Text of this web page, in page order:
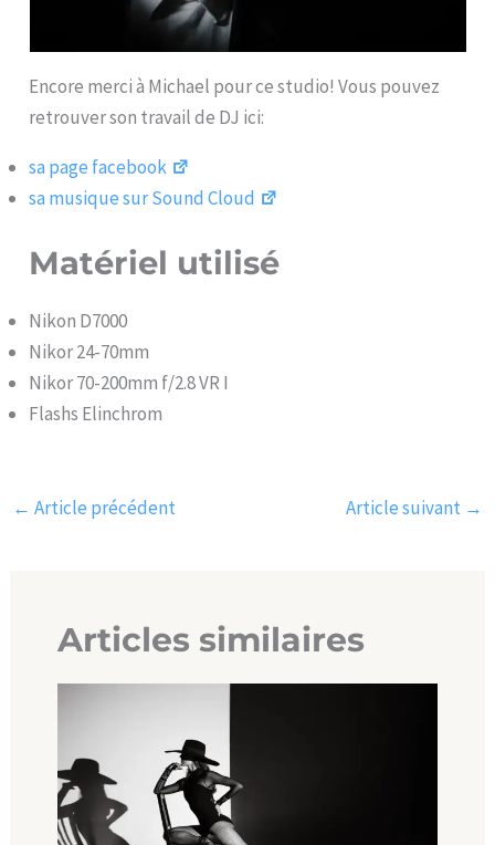
Encore merci à Michael pour ce studio! Vous pouvez
retrouver son travail de DJ ici:
sa page facebook
sa musique sur Sound Cloud
Matériel utilisé
Nikon D7000
Nikor 24-70mm
Nikor 70-200mm f/2.8 VR I
Flashs Elinchrom
← Article précédent Article suivant →
Articles similaires